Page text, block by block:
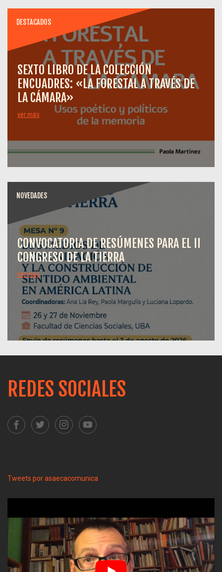
DESTACADOS
SEXTO LIBRO DE LA COLECCIÓN
ENCUADRES: «LA FORESTAL A TRAVÉS DE
LA CÁMARA»
ver más
NOVEDADES
CONVOCATORIA DE RESÚMENES PARA EL II
CONGRESO DE LA TIERRA
ver más
REDES SOCIALES
Tweets por asaecacomunica